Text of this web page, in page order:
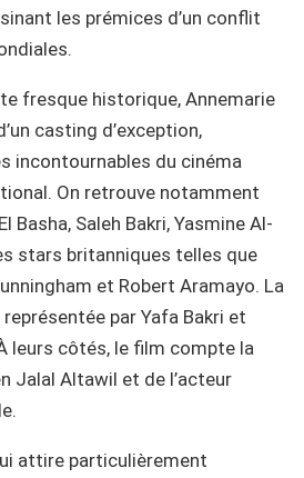
les prémices d’un conflit
fresque historique, Annemarie
casting d’exception,
incontournables du cinéma
On retrouve notamment
Basha, Saleh Bakri, Yasmine Al-
stars britanniques telles que
et Robert Aramayo. La
par Yafa Bakri et
leurs côtés, le film compte la
Jalal Altawil et de l’acteur
attire particulièrement